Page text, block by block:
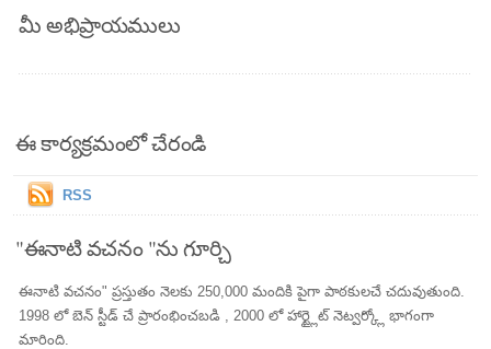
మీ అభిప్రాయములు
ఈ కార్యక్రమంలో చేరండి
RSS
"ఈనాటి వచనం "ను గూర్చి
ఈనాటి వచనం" ప్రస్తుతం నెలకు 250,000 మందికి పైగా పాఠకులచే చదువుతుంది.
1998 లో బెన్ స్టీడ్ చే ప్రారంభించబడి , 2000 లో హార్ట్లైట్ నెట్వర్క్లో భాగంగా
మారింది.